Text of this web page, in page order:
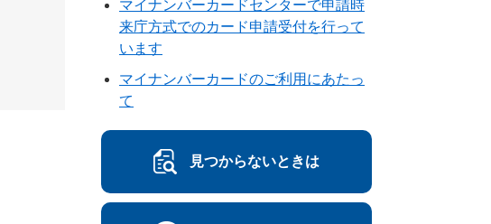
マイナンバーカードセンターで申請時
来庁方式でのカード申請受付を行って
います
マイナンバーカードのご利用にあたっ
て
見つからないときは